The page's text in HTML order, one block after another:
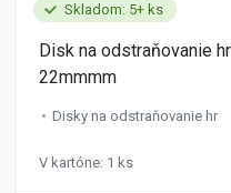
Skladom: 5+ ks
Disk na odstraňovanie
22mmmm
Disky na odstraňovanie hr
V kartóne: 1 ks